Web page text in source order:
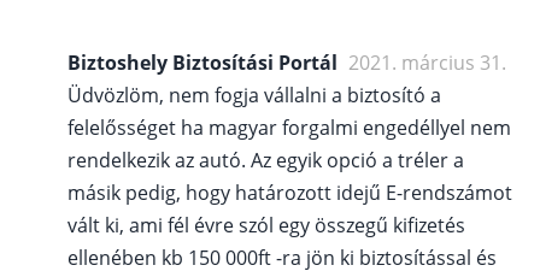
Biztoshely Biztosítási Portál 2021. március 31.
Üdvözlöm, nem fogja vállalni a biztosító a
felelősséget ha magyar forgalmi engedéllyel nem
rendelkezik az autó. Az egyik opció a tréler a
másik pedig, hogy határozott idejű E-rendszámot
vált ki, ami fél évre szól egy összegű kifizetés
ellenében kb 150 000ft -ra jön ki biztosítással és